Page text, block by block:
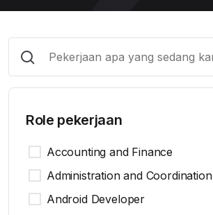
Role pekerjaan
Accounting and Finance
Administration and Coordination
Android Developer